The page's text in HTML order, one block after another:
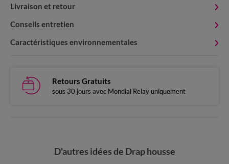
Livraison et retour
Conseils entretien
Caractéristiques environnementales
Retours Gratuits
sous 30 jours avec Mondial Relay uniquement
D'autres idées de Drap housse